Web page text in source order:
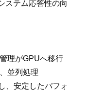
ステム応答性の向
理がGPUへ移行
並列処理
、安定したパフォ